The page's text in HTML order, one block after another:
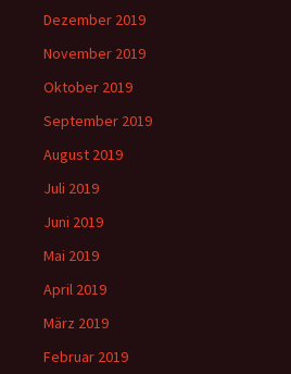
Dezember 2019
November 2019
Oktober 2019
September 2019
August 2019
Juli 2019
Juni 2019
Mai 2019
April 2019
März 2019
Februar 2019